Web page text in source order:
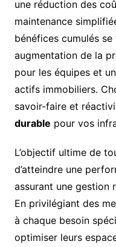
une réduction des
maintenance
bénéfices cumulés
augmentation de la
pour les équipes et
actifs immobiliers.
savoir-faire et
durable pour vos
L’objectif ultime de
d’atteindre une
assurant une gestion
En privilégiant des
à chaque besoin
optimiser leurs